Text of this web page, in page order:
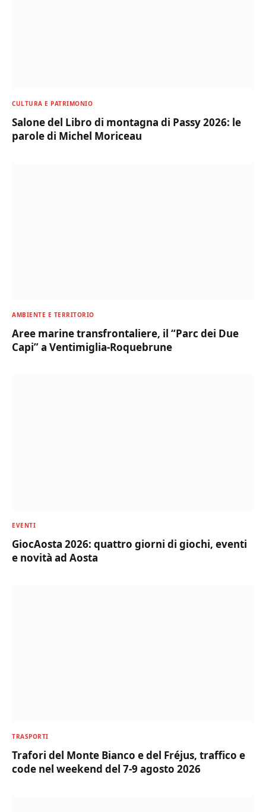
CULTURA E PATRIMONIO
Salone del Libro di montagna di Passy 2026: le
parole di Michel Moriceau
AMBIENTE E TERRITORIO
Aree marine transfrontaliere, il “Parc dei Due
Capi” a Ventimiglia-Roquebrune
EVENTI
GiocAosta 2026: quattro giorni di giochi, eventi
e novità ad Aosta
TRASPORTI
Trafori del Monte Bianco e del Fréjus, traffico e
code nel weekend del 7-9 agosto 2026